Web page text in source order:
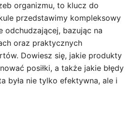
organizmu, to klucz do
przedstawimy kompleksowy
odchudzającej, bazując na
oraz praktycznych
Dowiesz się, jakie produkty
posiłki, a także jakie błędy
była nie tylko efektywna, ale i